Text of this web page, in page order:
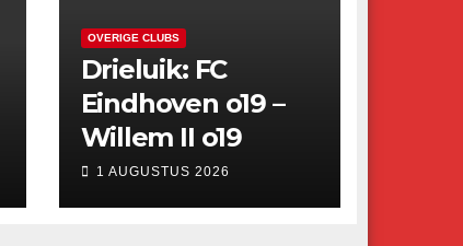
OVERIGE CLUBS
Drieluik: FC
Eindhoven o19 –
Willem II o19
1 AUGUSTUS 2026